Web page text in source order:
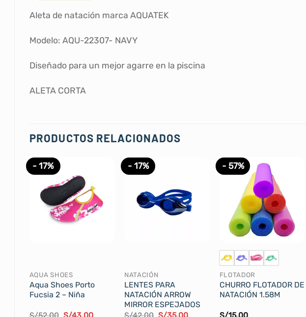
Aleta de natación marca AQUATEK
Modelo: AQU-22307- NAVY
Diseñado para un mejor agarre en la piscina
ALETA CORTA
PRODUCTOS RELACIONADOS
- 17%
AQUA SHOES
Aqua Shoes Porto
Fucsia 2 – Niña
S/52.00 El
S/43.00El
- 17%
NATACIÓN
LENTES PARA
NATACIÓN ARROW
MIRROR ESPEJADOS
S/42.00 El
S/35.00El
- 57%
FLOTADOR
CHURRO FLOTADOR DE
NATACIÓN 1.58M
S/15.00